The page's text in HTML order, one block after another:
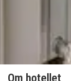
Om hotellet